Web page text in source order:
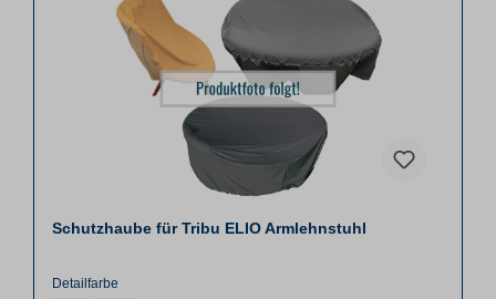
Schutzhaube für Tribu ELIO Armlehnstuhl
Detailfarbe